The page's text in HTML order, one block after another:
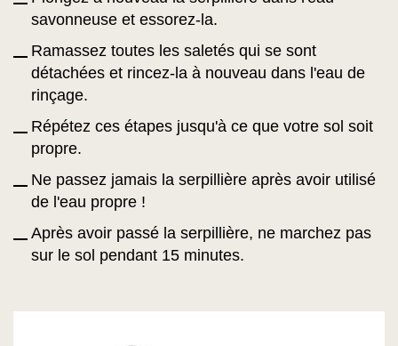
savonneuse et essorez-la.
Ramassez toutes les saletés qui se sont
détachées et rincez-la à nouveau dans l'eau de
rinçage.
Répétez ces étapes jusqu'à ce que votre sol soit
propre.
Ne passez jamais la serpillière après avoir utilisé
de l'eau propre !
Après avoir passé la serpillière, ne marchez pas
sur le sol pendant 15 minutes.